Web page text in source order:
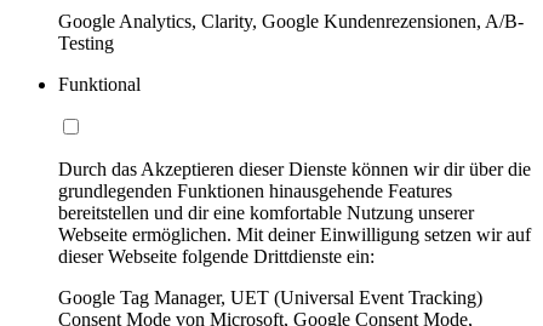
Google Analytics, Clarity, Google Kundenrezensionen, A/B-
Testing
Funktional
Durch das Akzeptieren dieser Dienste können wir dir über die
grundlegenden Funktionen hinausgehende Features
bereitstellen und dir eine komfortable Nutzung unserer
Webseite ermöglichen. Mit deiner Einwilligung setzen wir auf
dieser Webseite folgende Drittdienste ein:
Google Tag Manager, UET (Universal Event Tracking)
Consent Mode von Microsoft, Google Consent Mode,